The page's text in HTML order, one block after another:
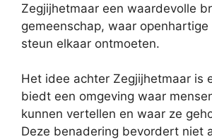
Zegjijhetmaar een waardevolle
gemeenschap, waar openhartige
steun elkaar ontmoeten.
Het idee achter Zegjijhetmaar is
biedt een omgeving waar
kunnen vertellen en waar ze
Deze benadering bevordert niet